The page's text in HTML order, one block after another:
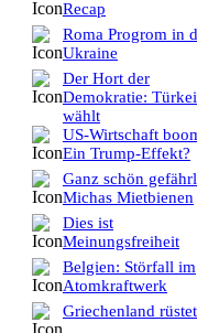
Recap
Roma Progrom in
Ukraine
Der Hort der
Demokratie: Türkei
wählt
US-Wirtschaft
Ein Trump-Effekt?
Ganz schön
Michas Mietbienen
Dies ist
Meinungsfreiheit
Belgien: Störfall im
Atomkraftwerk
Griechenland